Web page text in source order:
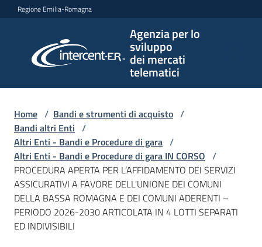
Vai al contenuto
Vai alla navigazione
Vai al footer
Regione Emilia-Romagna
Agenzia per lo
sviluppo
dei mercati
telematici
per lo
sviluppo
telematici
L'Agenzia
Bandi
e
Home / Bandi e strumenti di acquisto /
Bandi altri Enti /
Altri Enti - Bandi e Procedure di gara /
Altri Enti - Bandi e Procedure di gara IN CORSO /
PROCEDURA APERTA PER L’AFFIDAMENTO DEI SERVIZI
ASSICURATIVI A FAVORE DELL'UNIONE DEI COMUNI
DELLA BASSA ROMAGNA E DEI COMUNI ADERENTI –
PERIODO 2026-2030 ARTICOLATA IN 4 LOTTI SEPARATI
ED INDIVISIBILI